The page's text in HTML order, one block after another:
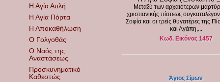
Η Αγία Αυλή
Η Αγία Πόρτα
Η Αποκαθήλωση
Ο Γολγοθάς
Ο Ναός της
Αναστάσεως
Προσκυνηματικό
Καθεστώς
Μεταξύ των αρχαιότερων
χριστιανικής πίστεως
Σοφία και οι τρείς θυγατέρες της
και Αγάπη,...
Κωδ. Εικόνας 1457
Άγιος Σίμων